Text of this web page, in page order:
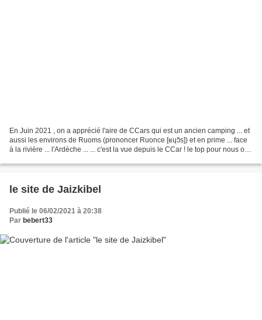
En Juin 2021 , on a apprécié l'aire de CCars qui est un ancien camping ... et
aussi les environs de Ruoms (prononcer Ruonce [ʁɥɔ̃s]) et en prime ... face
à la rivière ... l'Ardèche ... ... c'est la vue depuis le CCar ! le top pour nous on
le site de Jaizkibel
Publié le 06/02/2021 à 20:38
Par bebert33